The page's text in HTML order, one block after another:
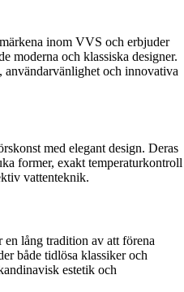
inom VVS och erbjuder
moderna och klassiska designer.
och innovativa
med elegant design. Deras
former, exakt temperaturkontroll
vattenteknik.
lång tradition av att förena
både tidlösa klassiker och
estetik och